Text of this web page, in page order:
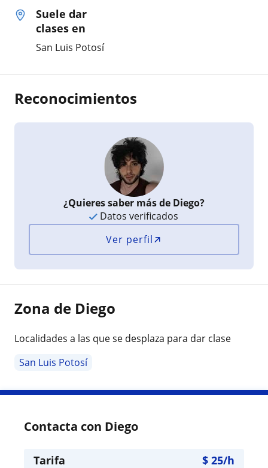
Suele dar
clases en
San Luis Potosí
Reconocimientos
¿Quieres saber más de Diego?
Datos verificados
Ver perfil
Zona de Diego
Localidades a las que se desplaza para dar clase
San Luis Potosí
Contacta con Diego
Tarifa $ 25/h